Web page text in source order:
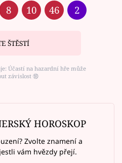
8 10 46 2
ŠTĚSTÍ
Účastí na hazardní hře může
závislost ⑱
HOROSKOP
Zvolte znamení a
vám hvězdy přejí.